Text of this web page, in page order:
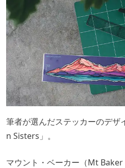
筆者が選んだステッカーのデ
n Sisters」。
マウント・ベーカー（Mt